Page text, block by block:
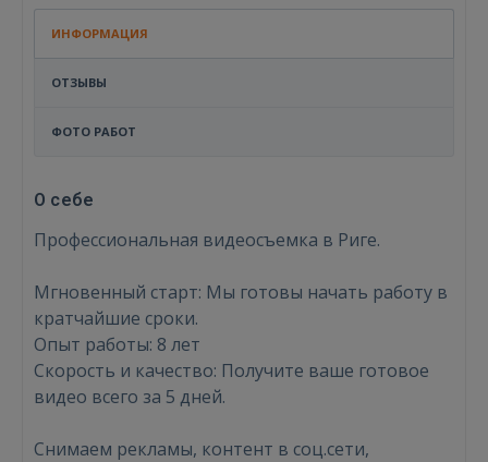
ИНФОРМАЦИЯ
ОТЗЫВЫ
ФОТО РАБОТ
О себе
Профессиональная видеосъемка в Риге.
Мгновенный старт: Мы готовы начать работу в
кратчайшие сроки.
Опыт работы: 8 лет
Скорость и качество: Получите ваше готовое
видео всего за 5 дней.
Снимаем рекламы, контент в соц.сети,